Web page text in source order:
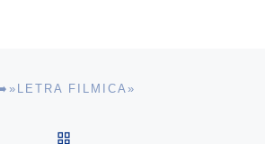
de entradas
➡️»LETRA FILMICA»